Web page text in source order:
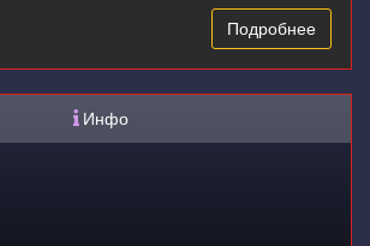
Подробнее
Инфо